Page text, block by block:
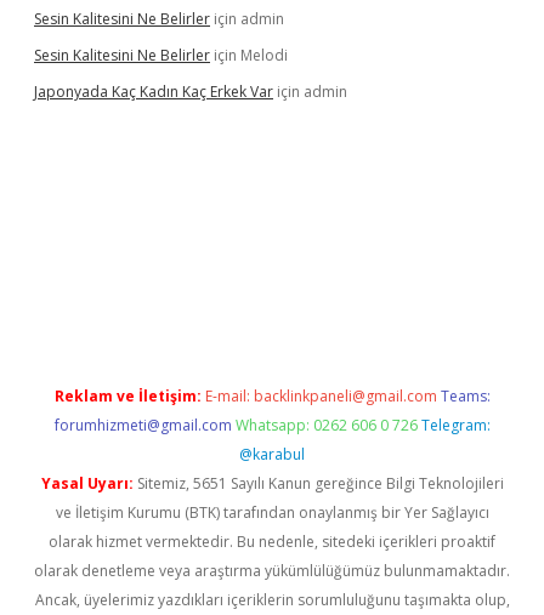
Sesin Kalitesini Ne Belirler için admin
Sesin Kalitesini Ne Belirler için Melodi
Japonyada Kaç Kadın Kaç Erkek Var için admin
Reklam ve İletişim: E-mail: backlinkpaneli@gmail.com Teams:
forumhizmeti@gmail.com Whatsapp: 0262 606 0 726 Telegram:
@karabul
Yasal Uyarı: Sitemiz, 5651 Sayılı Kanun gereğince Bilgi Teknolojileri
ve İletişim Kurumu (BTK) tarafından onaylanmış bir Yer Sağlayıcı
olarak hizmet vermektedir. Bu nedenle, sitedeki içerikleri proaktif
olarak denetleme veya araştırma yükümlülüğümüz bulunmamaktadır.
Ancak, üyelerimiz yazdıkları içeriklerin sorumluluğunu taşımakta olup,